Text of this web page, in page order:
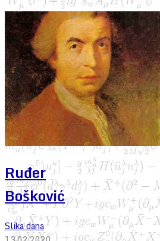
Ruđer
Bošković
Slika dana